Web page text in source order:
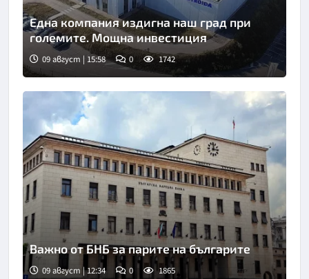
Една компания издигна наш град при
големите. Мощна инвестиция
09 август | 15:58 0 1742
Важно от БНБ за парите на българите
09 август | 12:34 0 1865